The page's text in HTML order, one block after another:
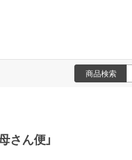
商品検索
さん便」